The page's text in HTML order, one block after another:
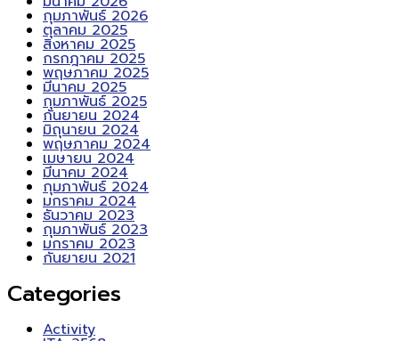
กุมภาพันธ์ 2026
ตุลาคม 2025
สิงหาคม 2025
กรกฎาคม 2025
พฤษภาคม 2025
มีนาคม 2025
กุมภาพันธ์ 2025
กันยายน 2024
มิถุนายน 2024
พฤษภาคม 2024
เมษายน 2024
มีนาคม 2024
กุมภาพันธ์ 2024
มกราคม 2024
ธันวาคม 2023
กุมภาพันธ์ 2023
มกราคม 2023
กันยายน 2021
Categories
Activity